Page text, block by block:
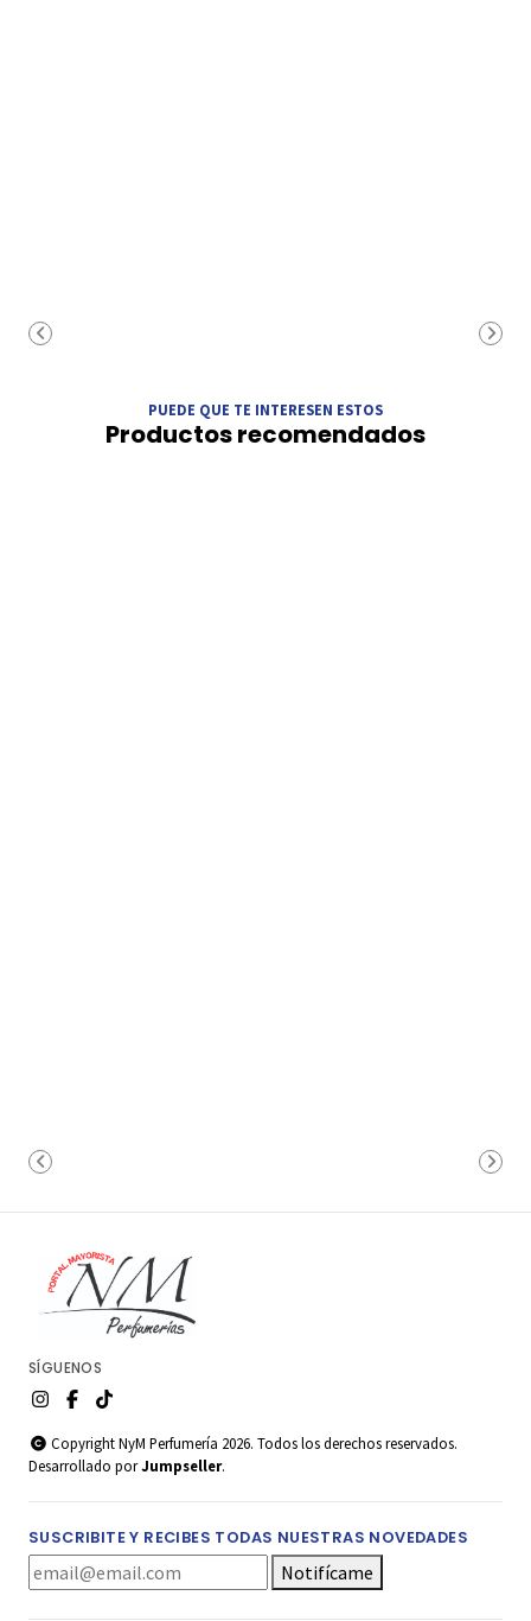
PUEDE QUE TE INTERESEN ESTOS
Productos recomendados
SÍGUENOS
Copyright NyM Perfumería 2026. Todos los derechos reservados.
Desarrollado porJumpseller.
SUSCRIBITE Y RECIBES TODAS NUESTRAS NOVEDADES
Notifícame